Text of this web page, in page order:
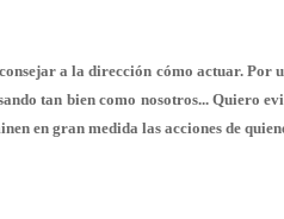
a la dirección cómo actuar.
tan bien como nosotros... Quiero
en gran medida las acciones de